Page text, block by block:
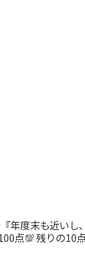
年度末も近い
点💯 残りの10